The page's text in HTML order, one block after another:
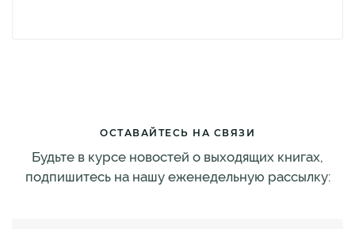
ОСТАВАЙТЕСЬ НА СВЯЗИ
Будьте в курсе новостей о выходящих книгах,
подпишитесь на нашу еженедельную рассылку: